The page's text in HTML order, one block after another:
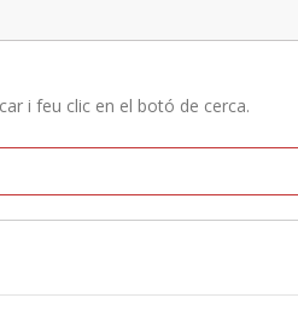
i feu clic en el botó de cerca.